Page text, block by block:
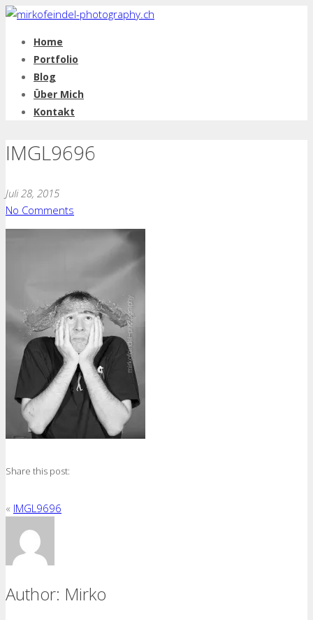
Home
Portfolio
Blog
Über Mich
Kontakt
IMGL9696
Juli 28, 2015
No Comments
Share this post:
« IMGL9696
Author: Mirko